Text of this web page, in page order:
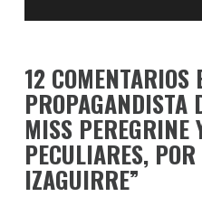
12 COMENTARIOS
PROPAGANDISTA
MISS PEREGRINE
PECULIARES,
IZAGUIRRE”